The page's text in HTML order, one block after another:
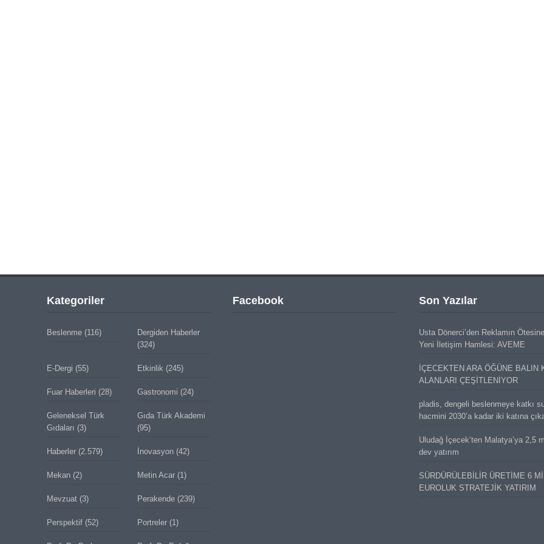
Kategoriler
Beslenme(116)
Dergiden Haberler
(324)
E-Dergi (55) Etkinlik (245)
Fuar Haberleri (28) Gastronomi (24)
Geleneksel Türk
Gıdaları (3)
Gıda Türk Akademi
(95)
Haberler(2.579) İnovasyon(42)
Mekan(2) Metin Acar(1)
Mevzuat(3) Perakende(239)
Perspektif(52) Portreler(1)
Facebook Son Yazılar
Usta Dönerci’den Reklamın
Yeni İletişim Hamlesi: AVEME
İÇECEKTEN ARA ÖĞÜNE BALIN
ALANLARI ÇEŞİTLENİYOR
pladis, dengeli beslenmeye katkı
hacmini 2030’a kadar iki katına
Uludağ İçecek’ten Malatya’ya 2,5
dev yatırım
SÜRDÜRÜLEBİLİR ÜRETİME 6
EUROLUK STRATEJİK YATIRIM